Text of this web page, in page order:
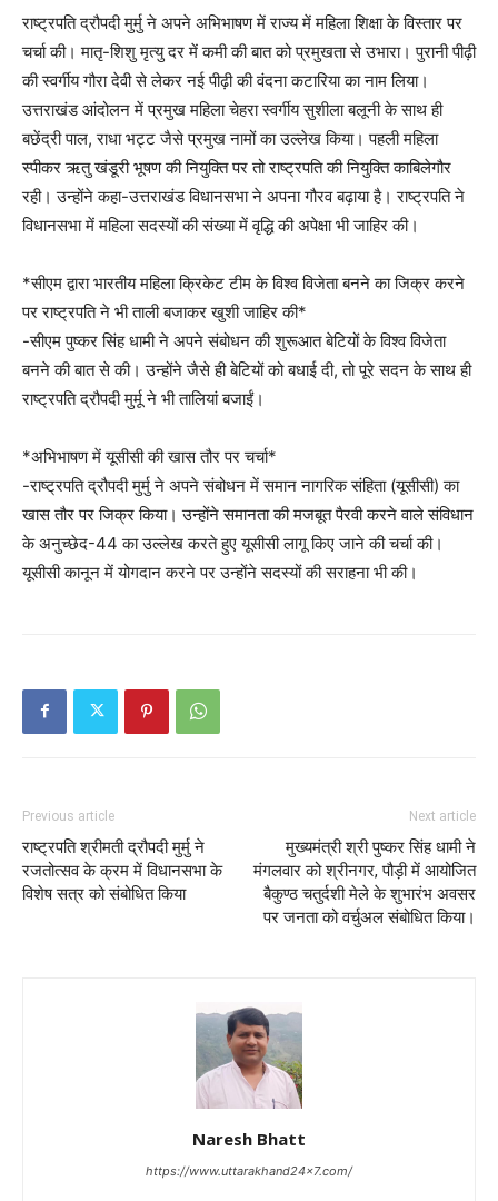
राष्ट्रपति द्रौपदी मुर्मु ने अपने अभिभाषण में राज्य में महिला शिक्षा के विस्तार पर
चर्चा की। मातृ-शिशु मृत्यु दर में कमी की बात को प्रमुखता से उभारा। पुरानी पीढ़ी
की स्वर्गीय गौरा देवी से लेकर नई पीढ़ी की वंदना कटारिया का नाम लिया।
उत्तराखंड आंदोलन में प्रमुख महिला चेहरा स्वर्गीय सुशीला बलूनी के साथ ही
बछेंद्री पाल, राधा भट्ट जैसे प्रमुख नामों का उल्लेख किया। पहली महिला
स्पीकर ऋतु खंडूरी भूषण की नियुक्ति पर तो राष्ट्रपति की नियुक्ति काबिलेगौर
रही। उन्होंने कहा-उत्तराखंड विधानसभा ने अपना गौरव बढ़ाया है। राष्ट्रपति ने
विधानसभा में महिला सदस्यों की संख्या में वृद्धि की अपेक्षा भी जाहिर की।
*सीएम द्वारा भारतीय महिला क्रिकेट टीम के विश्व विजेता बनने का जिक्र करने
पर राष्ट्रपति ने भी ताली बजाकर खुशी जाहिर की*
-सीएम पुष्कर सिंह धामी ने अपने संबोधन की शुरूआत बेटियों के विश्व विजेता
बनने की बात से की। उन्होंने जैसे ही बेटियों को बधाई दी, तो पूरे सदन के साथ ही
राष्ट्रपति द्रौपदी मुर्मू ने भी तालियां बजाईं।
*अभिभाषण में यूसीसी की खास तौर पर चर्चा*
-राष्ट्रपति द्रौपदी मुर्मु ने अपने संबोधन में समान नागरिक संहिता (यूसीसी) का
खास तौर पर जिक्र किया। उन्होंने समानता की मजबूत पैरवी करने वाले संविधान
के अनुच्छेद-44 का उल्लेख करते हुए यूसीसी लागू किए जाने की चर्चा की।
यूसीसी कानून में योगदान करने पर उन्होंने सदस्यों की सराहना भी की।
Previous article
राष्ट्रपति श्रीमती द्रौपदी मुर्मु ने
रजतोत्सव के क्रम में विधानसभा के
विशेष सत्र को संबोधित किया
Next article
मुख्यमंत्री श्री पुष्कर सिंह धामी ने
मंगलवार को श्रीनगर, पौड़ी में आयोजित
बैकुण्ठ चतुर्दशी मेले के शुभारंभ अवसर
पर जनता को वर्चुअल संबोधित किया।
Naresh Bhatt
https://www.uttarakhand24x7.com/